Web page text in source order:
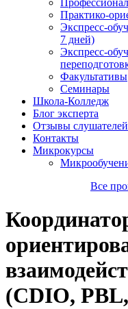
Практико-
Экспресс-
7 дней)
Экспресс-
Факультативы
Семинары
Школа-Колледж
Блог эксперта
Отзывы слушателей
Контакты
Микрокурсы
Все
(CDIO,